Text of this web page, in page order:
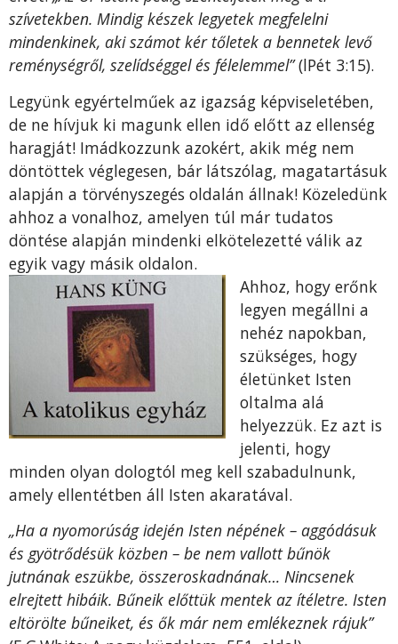
szívetekben. Mindig készek legyetek megfelelni
mindenkinek, aki számot kér tőletek a bennetek levő
reménységről, szelídséggel és félelemmel”(lPét 3:15).
Legyünk egyértelműek az igazság képviseletében,
de ne hívjuk ki magunk ellen idő előtt az ellenség
haragját! Imádkozzunk azokért, akik még nem
döntöttek véglegesen, bár látszólag, magatartásuk
alapján a törvényszegés oldalán állnak! Közeledünk
ahhoz a vonalhoz, amelyen túl már tudatos
döntése alapján mindenki elkötelezetté válik az
egyik vagy másik oldalon.
Ahhoz, hogy erőnk
legyen megállni a
nehéz napokban,
szükséges, hogy
életünket Isten
oltalma alá
helyezzük. Ez azt is
jelenti, hogy
minden olyan dologtól meg kell szabadulnunk,
amely ellentétben áll Isten akaratával.
„Ha a nyomorúság idején Isten népének – aggódásuk
és gyötrődésük közben – be nem vallott bűnök
jutnának eszükbe, összeroskadnának… Nincsenek
elrejtett hibáik. Bűneik előttük mentek az ítéletre. Isten
eltörölte bűneiket, és ők már nem emlékeznek rájuk”